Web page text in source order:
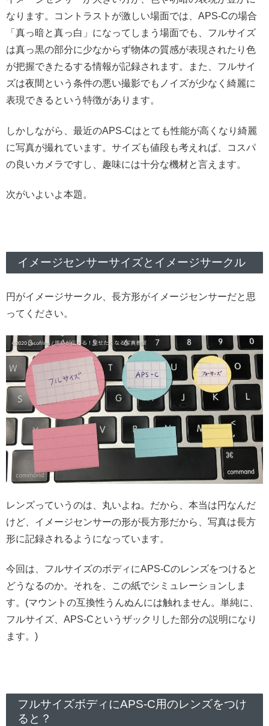
なります。コントラストが激しい場面では、APS-Cの場合
「真っ暗と真っ白」になってしまう場面でも、フルサイズ
は真っ黒の部分に少なからず物体の質感が表現されたり色
が把握できたるする情報が記録されます。また、フルサイ
ズは夜間という条件の悪い撮影でもノイズが少なく綺麗に
表現できるという特徴があります。
しかしながら、最近のAPS-Cはとても性能が高くなり綺麗
に写真が撮れています。サイズも値段も考えれば、コスパ
の良いカメラですし、趣味には十分な機材と言えます。
次がいよいよ本題。
イメージセンサーサイズとイメージサークル
円がイメージサークル、長方形がイメージセンサーだと思
ってください。
レンズっていうのは、丸いよね。だから、本当は円なんだ
けど、イメージセンサーの形が長方形だから、写真は長方
形に記録されるようになっています。
今回は、フルサイズのボディにAPS-Cのレンズをつけると
どうなるのか。それを、この紙でシミュレーションしま
す。(マウントの互換性うんぬんには触れません。単純に、
フルサイズ、APS-Cというザックリした部分の説明になり
ます。)
フルサイズボディにAPS-C用のレンズをつけ
ると？